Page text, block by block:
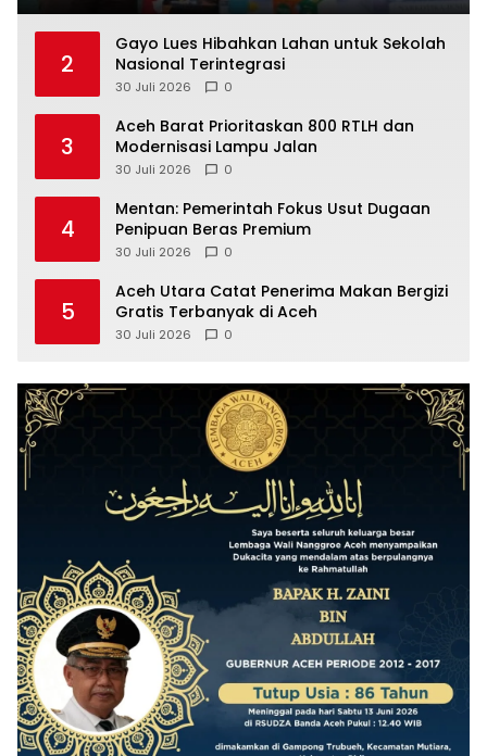
2
Gayo Lues Hibahkan Lahan untuk Sekolah
Nasional Terintegrasi
30 Juli 2026 0
3
Aceh Barat Prioritaskan 800 RTLH dan
Modernisasi Lampu Jalan
30 Juli 2026 0
4
Mentan: Pemerintah Fokus Usut Dugaan
Penipuan Beras Premium
30 Juli 2026 0
5
Aceh Utara Catat Penerima Makan Bergizi
Gratis Terbanyak di Aceh
30 Juli 2026 0